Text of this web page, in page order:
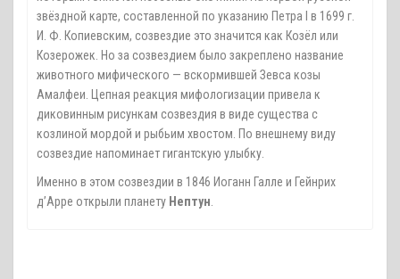
звёздной карте, составленной по указанию Петра I в 1699 г.
И. Ф. Копиевским, созвездие это значится как Козёл или
Козерожек. Но за созвездием было закреплено название
животного мифического — вскормившей Зевса козы
Амалфеи. Цепная реакция мифологизации привела к
диковинным рисункам созвездия в виде существа с
козлиной мордой и рыбьим хвостом. По внешнему виду
созвездие напоминает гигантскую улыбку.
Именно в этом созвездии в 1846 Иоганн Галле и Гейнрих
д’Арре открыли планету Нептун